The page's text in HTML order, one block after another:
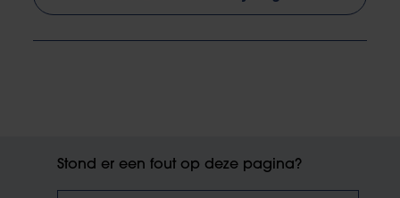
Stond er een fout op deze pagina?